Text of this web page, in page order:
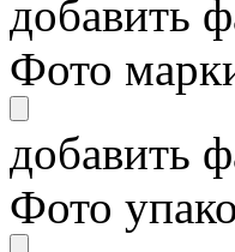
добавить
Фото
добавить
Фото